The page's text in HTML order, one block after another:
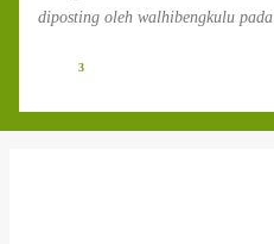
diposting oleh walhibengkulu
3